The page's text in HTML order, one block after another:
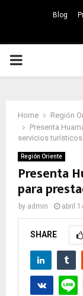
Blog
PRIMARY
Home
Región
Presenta
servicios turísticos
Región Oriente
Presenta
para
by admin abril
SHARE